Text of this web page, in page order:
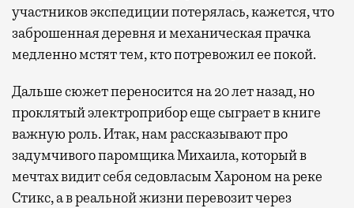
участников экспедиции потерялась, кажется, что
заброшенная деревня и механическая прачка
медленно мстят тем, кто потревожил ее покой.
Дальше сюжет переносится на 20 лет назад, но
проклятый электроприбор еще сыграет в книге
важную роль. Итак, нам рассказывают про
задумчивого паромщика Михаила, который в
мечтах видит себя седовласым Хароном на реке
Стикс, а в реальной жизни перевозит через